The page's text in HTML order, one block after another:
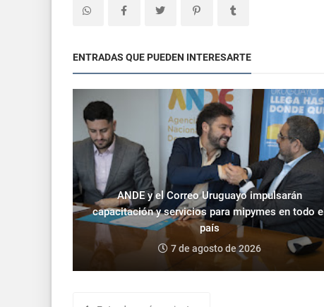
ENTRADAS QUE PUEDEN INTERESARTE
ANDE y el Correo Uruguayo impulsarán
capacitación y servicios para mipymes en todo el
país
7 de agosto de 2026